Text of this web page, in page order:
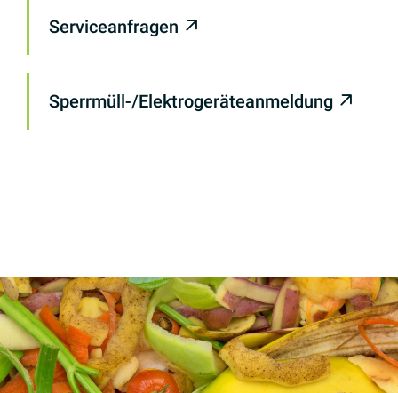
Serviceanfragen
Sperrmüll-/Elektrogeräteanmeldung